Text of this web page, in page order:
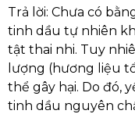
Trả lời: Chưa có
tinh dầu tự nhiên
tật thai nhi. Tuy
lượng (hương liệu
thể gây hại. Do đó,
tinh dầu nguyên